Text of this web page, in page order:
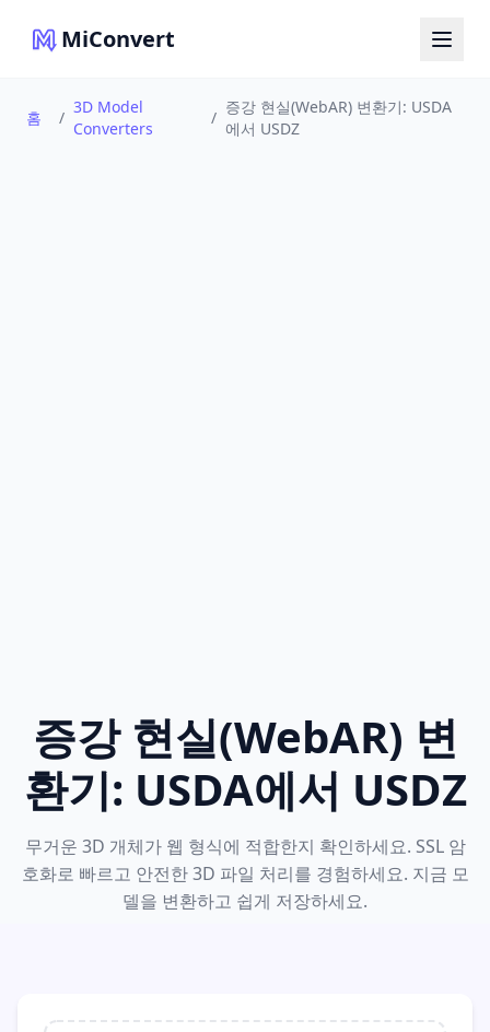
MiConvert
홈 /
3D Model
Converters
/
증강 현실(WebAR) 변환기: USDA
에서 USDZ
증강 현실(WebAR) 변
환기: USDA에서 USDZ
무거운 3D 개체가 웹 형식에 적합한지 확인하세요. SSL 암
호화로 빠르고 안전한 3D 파일 처리를 경험하세요. 지금 모
델을 변환하고 쉽게 저장하세요.